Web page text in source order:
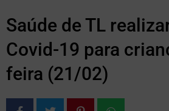
Saúde de TL
Covid-19 para
feira (21/02)